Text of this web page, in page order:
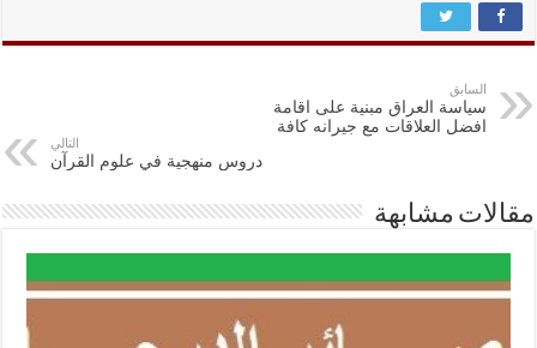
السابق
سياسة العراق مبنية على اقامة
افضل العلاقات مع جيرانه كافة
التالي
دروس منهجية في علوم القرآن
مقالات مشابهة